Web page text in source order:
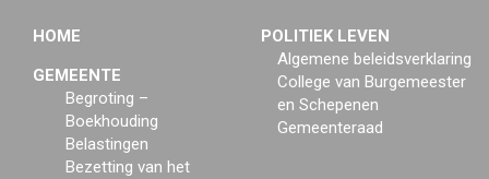
HOME
GEMEENTE
Begroting –
Boekhouding
Belastingen
Bezetting van het
POLITIEK LEVEN
Algemene beleidsverklaring
College van Burgemeester
en Schepenen
Gemeenteraad